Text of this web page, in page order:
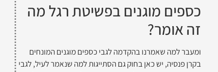
כספים מוגנים בפשיטת רגל מה
זה אומר?
ומעבר למה שאמרנו בהקדמה לגבי כספים מוגנים המונחים
בקרן פנסיה, יש כאן בחוק גם הסתייגות למה שנאמר לעיל, לגבי